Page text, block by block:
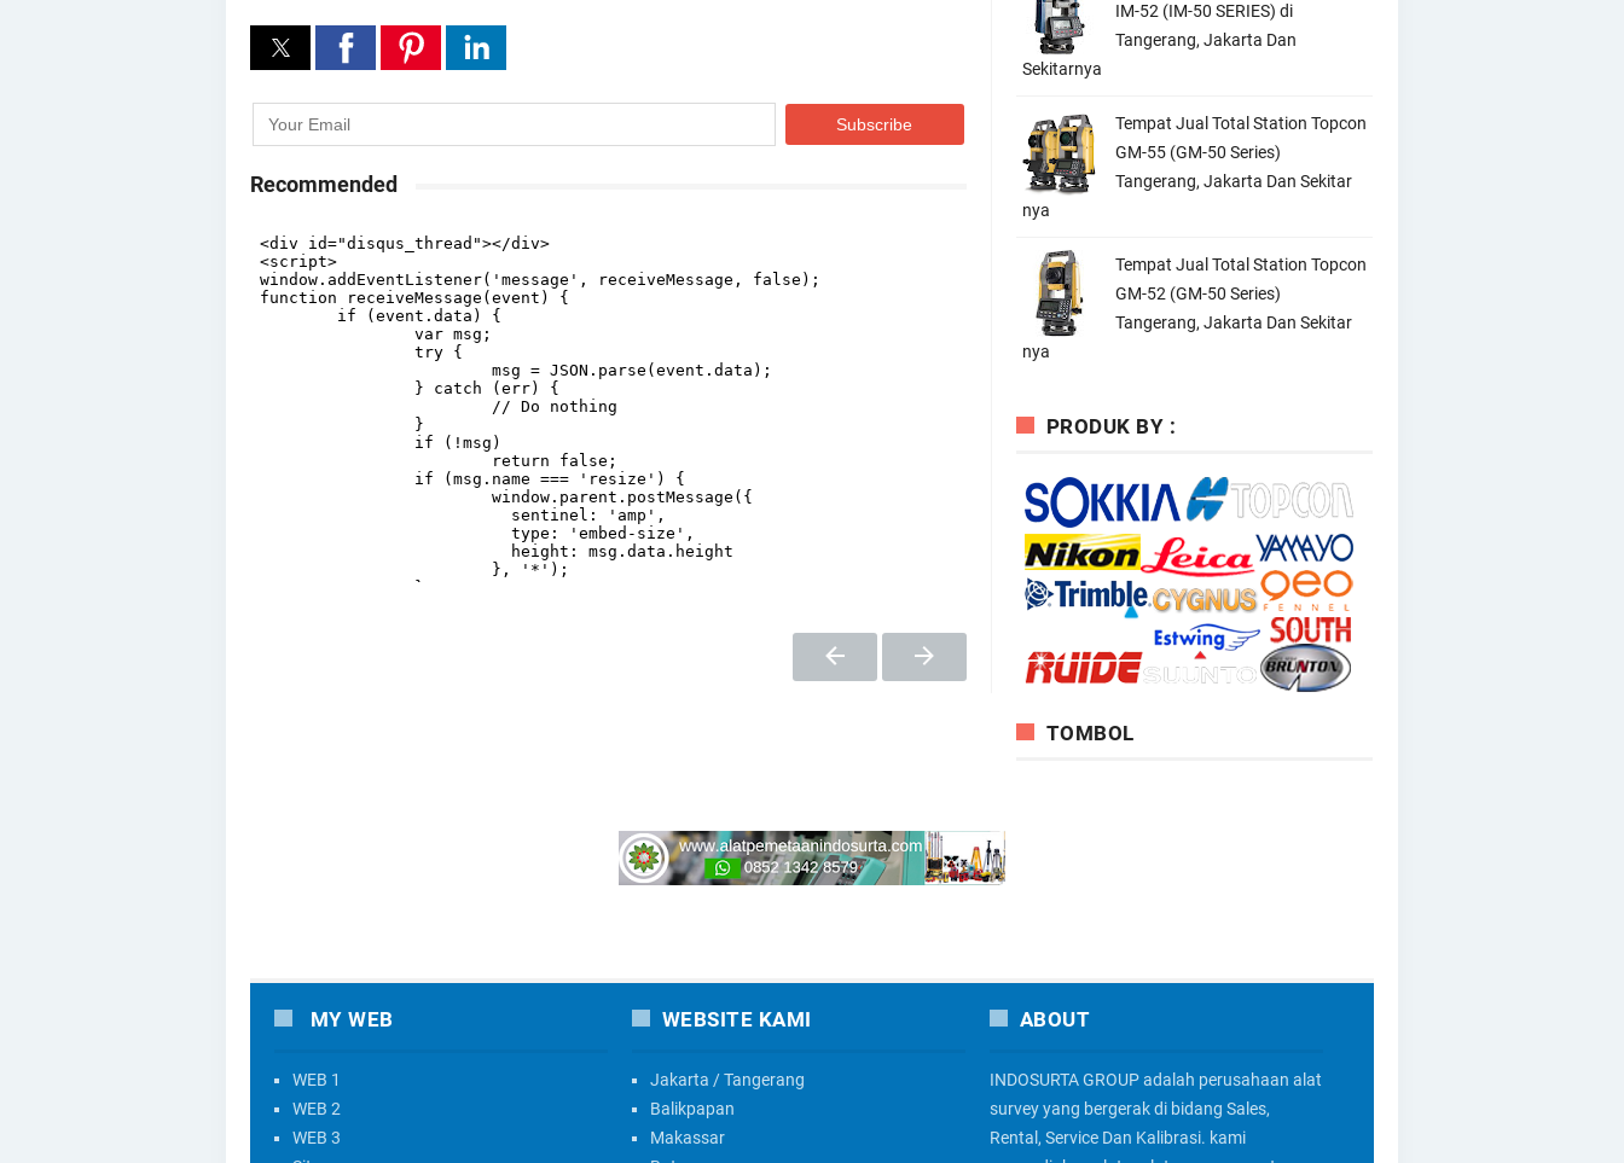
Recommended
IM-52 (IM-50 SERIES) di
Tangerang, Jakarta Dan
Sekitarnya
Tempat Jual Total Station Topcon
GM-55 (GM-50 Series)
Tangerang, Jakarta Dan Sekitar
nya
Tempat Jual Total Station Topcon
GM-52 (GM-50 Series)
Tangerang, Jakarta Dan Sekitar
nya
PRODUK BY :
TOMBOL
MY WEB
WEB 1
WEB 2
WEB 3
WEBSITE KAMI
Jakarta / Tangerang
Balikpapan
Makassar
ABOUT
INDOSURTA GROUP adalah perusahaan alat
survey yang bergerak di bidang Sales,
Rental, Service Dan Kalibrasi. kami